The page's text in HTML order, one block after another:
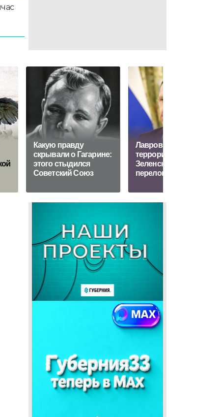
Какую правду
скрывали о Гагарине:
этого стыдился
Советский Союз
Лавров: Запад пиарит
терроризм
Зеленского как
перелом